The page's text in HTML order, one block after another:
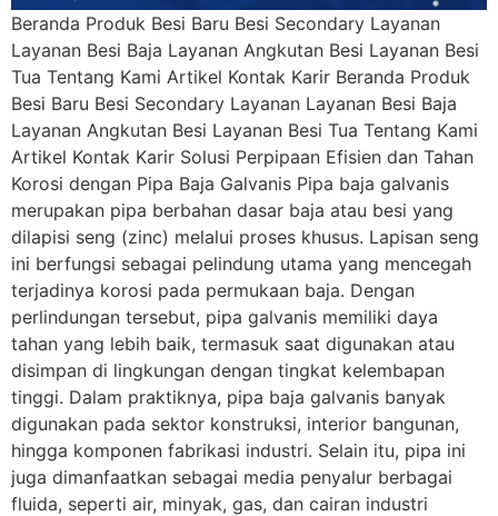
Beranda Produk Besi Baru Besi Secondary Layanan
Layanan Besi Baja Layanan Angkutan Besi Layanan Besi
Tua Tentang Kami Artikel Kontak Karir Beranda Produk
Besi Baru Besi Secondary Layanan Layanan Besi Baja
Layanan Angkutan Besi Layanan Besi Tua Tentang Kami
Artikel Kontak Karir Solusi Perpipaan Efisien dan Tahan
Korosi dengan Pipa Baja Galvanis Pipa baja galvanis
merupakan pipa berbahan dasar baja atau besi yang
dilapisi seng (zinc) melalui proses khusus. Lapisan seng
ini berfungsi sebagai pelindung utama yang mencegah
terjadinya korosi pada permukaan baja. Dengan
perlindungan tersebut, pipa galvanis memiliki daya
tahan yang lebih baik, termasuk saat digunakan atau
disimpan di lingkungan dengan tingkat kelembapan
tinggi. Dalam praktiknya, pipa baja galvanis banyak
digunakan pada sektor konstruksi, interior bangunan,
hingga komponen fabrikasi industri. Selain itu, pipa ini
juga dimanfaatkan sebagai media penyalur berbagai
fluida, seperti air, minyak, gas, dan cairan industri